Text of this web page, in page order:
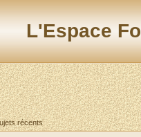
L'Espace
récents